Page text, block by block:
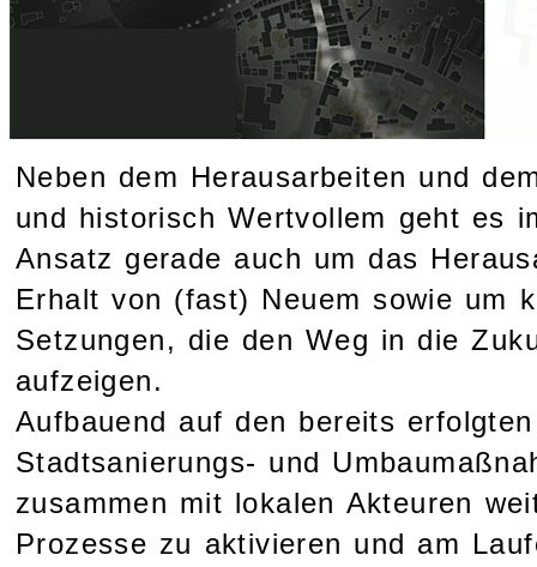
Neben dem Herausarbeiten und
und historisch Wertvollem geht es
Ansatz gerade auch um das
Erhalt von (fast) Neuem sowie um
Setzungen, die den Weg in die
aufzeigen.
Aufbauend auf den bereits
Stadtsanierungs- und
zusammen mit lokalen Akteuren
Prozesse zu aktivieren und am